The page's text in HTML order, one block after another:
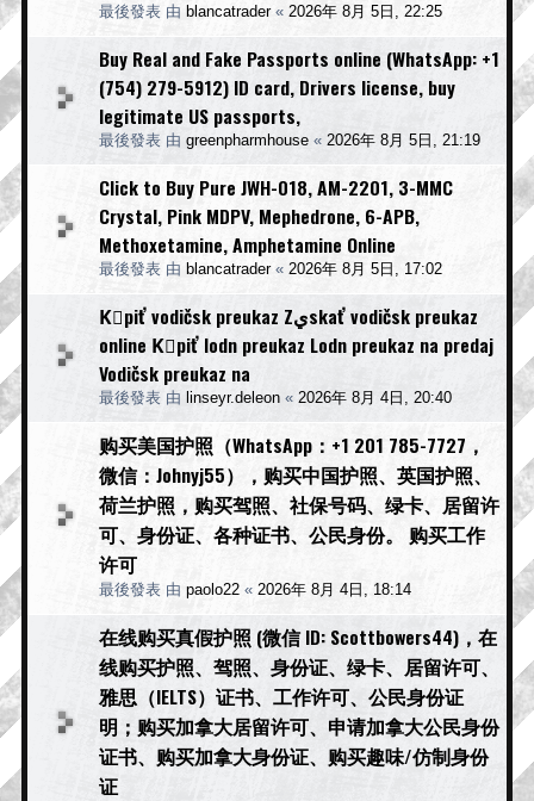
最後發表 由 blancatrader« 2026年 8月 5日, 22:25
Buy Real and Fake Passports online (WhatsApp: +1
(754) 279-5912) ID card, Drivers license, buy
legitimate US passports,
最後發表 由 greenpharmhouse « 2026年 8月 5日, 21:19
Click to Buy Pure JWH-018, AM-2201, 3-MMC
Crystal, Pink MDPV, Mephedrone, 6-APB,
Methoxetamine, Amphetamine Online
最後發表 由 blancatrader« 2026年 8月 5日, 17:02
Kْpiť vodičsk‎ preukaz Zيskať vodičsk‎ preukaz
online Kْpiť lodn‎ preukaz Lodn‎ preukaz na predaj
Vodičsk‎ preukaz na
最後發表 由 linseyr.deleon « 2026年 8月 4日, 20:40
购买美国护照（WhatsApp：+1 201 785-7727，
微信：Johnyj55），购买中国护照、英国护照、
荷兰护照，购买驾照、社保号码、绿卡、居留许
可、身份证、各种证书、公民身份。 购买工作
许可
最後發表 由 paolo22 « 2026年 8月 4日, 18:14
在线购买真假护照 (微信 ID: Scottbowers44)，在
线购买护照、驾照、身份证、绿卡、居留许可、
雅思（IELTS）证书、工作许可、公民身份证
明；购买加拿大居留许可、申请加拿大公民身份
证书、购买加拿大身份证、购买趣味/仿制身份
证